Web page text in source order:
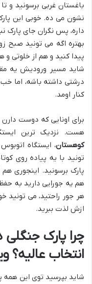
باغستان غربی برسونید و
نشون می ده. خوبی این
داره، پس نگران جای پارک
بهتره اگه می تونید صبح
پیدا کنید و هم از خلوتی
شاید مسیر ورودیش یه
درشتی داشته باشه، اما
کنار اومد.
برای اونایی که دوست
هست. نزدیک ترین
کوهستان
تونید با یه پیاده روی
پارک برسونید. اینجوری
هم یه جورایی دارید به
هر جور راحتید، می تونید
ازش لذت ببرید.
چرا پارک
انتخاب عالیه؟
شاید بپرسید توی این همه